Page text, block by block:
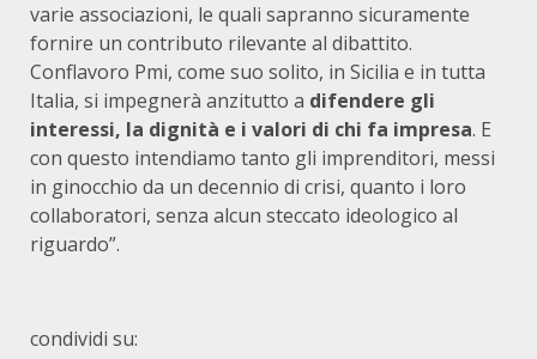
varie associazioni, le quali sapranno sicuramente
fornire un contributo rilevante al dibattito.
Conflavoro Pmi, come suo solito, in Sicilia e in tutta
Italia, si impegnerà anzitutto a difendere gli
interessi, la dignità e i valori di chi fa impresa. E
con questo intendiamo tanto gli imprenditori, messi
in ginocchio da un decennio di crisi, quanto i loro
collaboratori, senza alcun steccato ideologico al
riguardo”.
condividi su: